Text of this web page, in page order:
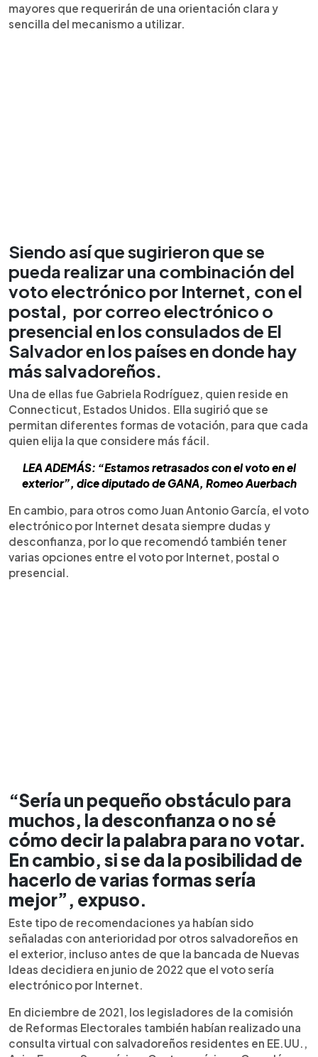
mayores que requerirán de una orientación clara y
sencilla del mecanismo a utilizar.
Siendo así que sugirieron que se
pueda realizar una combinación del
voto electrónico por Internet, con el
postal, por correo electrónico o
presencial en los consulados de El
Salvador en los países en donde hay
más salvadoreños.
Una de ellas fue Gabriela Rodríguez, quien reside en
Connecticut, Estados Unidos. Ella sugirió que se
permitan diferentes formas de votación, para que cada
quien elija la que considere más fácil.
LEA ADEMÁS: “Estamos retrasados con el voto en el
exterior”, dice diputado de GANA, Romeo Auerbach
En cambio, para otros como Juan Antonio García, el voto
electrónico por Internet desata siempre dudas y
desconfianza, por lo que recomendó también tener
varias opciones entre el voto por Internet, postal o
presencial.
“Sería un pequeño obstáculo para
muchos, la desconfianza o no sé
cómo decir la palabra para no votar.
En cambio, si se da la posibilidad de
hacerlo de varias formas sería
mejor”, expuso.
Este tipo de recomendaciones ya habían sido
señaladas con anterioridad por otros salvadoreños en
el exterior, incluso antes de que la bancada de Nuevas
Ideas decidiera en junio de 2022 que el voto sería
electrónico por Internet.
En diciembre de 2021, los legisladores de la comisión
de Reformas Electorales también habían realizado una
consulta virtual con salvadoreños residentes en EE.UU.,